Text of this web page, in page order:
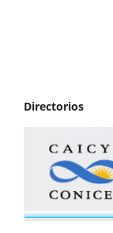
Directorios